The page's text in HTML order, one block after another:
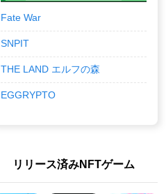
Fate War
SNPIT
THE LAND エルフの森
EGGRYPTO
リリース済みNFTゲーム